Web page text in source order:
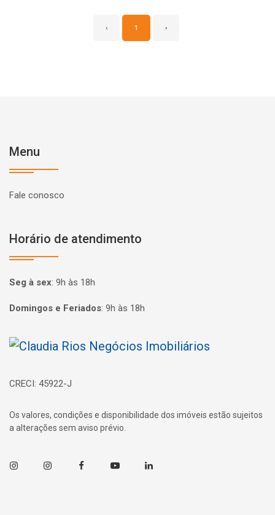
‹ 1 ›
Menu
Fale conosco
Horário de atendimento
Seg à sex: 9h às 18h
Domingos e Feriados: 9h às 18h
Página inicial
CRECI: 45922-J
Os valores, condições e disponibilidade dos imóveis estão sujeitos
a alterações sem aviso prévio.
InstagramInstagramFacebookYoutube Linkedin